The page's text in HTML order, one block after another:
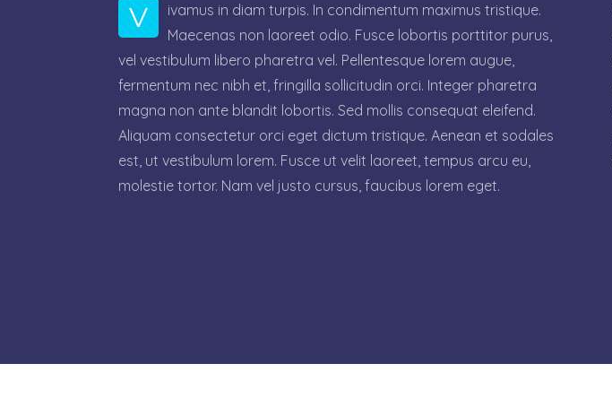
V
ivamus in diam turpis. In condimentum maximus tristique.
Maecenas non laoreet odio. Fusce lobortis porttitor purus,
vel vestibulum libero pharetra vel. Pellentesque lorem augue,
fermentum nec nibh et, fringilla sollicitudin orci. Integer pharetra
magna non ante blandit lobortis. Sed mollis consequat eleifend.
Aliquam consectetur orci eget dictum tristique. Aenean et sodales
est, ut vestibulum lorem. Fusce ut velit laoreet, tempus arcu eu,
molestie tortor. Nam vel justo cursus, faucibus lorem eget.